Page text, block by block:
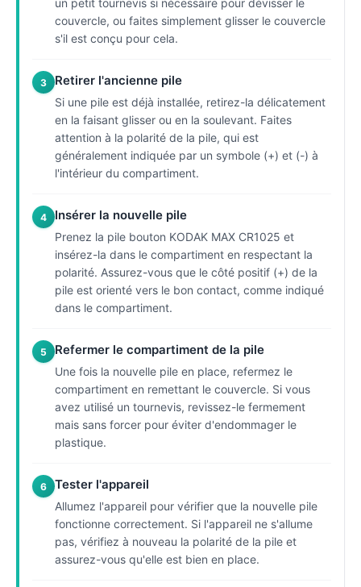
un petit tournevis si nécessaire pour dévisser le
couvercle, ou faites simplement glisser le couvercle
s'il est conçu pour cela.
3 Retirer l'ancienne pile
Si une pile est déjà installée, retirez-la délicatement
en la faisant glisser ou en la soulevant. Faites
attention à la polarité de la pile, qui est
généralement indiquée par un symbole (+) et (-) à
l'intérieur du compartiment.
4 Insérer la nouvelle pile
Prenez la pile bouton KODAK MAX CR1025 et
insérez-la dans le compartiment en respectant la
polarité. Assurez-vous que le côté positif (+) de la
pile est orienté vers le bon contact, comme indiqué
dans le compartiment.
5 Refermer le compartiment de la pile
Une fois la nouvelle pile en place, refermez le
compartiment en remettant le couvercle. Si vous
avez utilisé un tournevis, revissez-le fermement
mais sans forcer pour éviter d'endommager le
plastique.
6 Tester l'appareil
Allumez l'appareil pour vérifier que la nouvelle pile
fonctionne correctement. Si l'appareil ne s'allume
pas, vérifiez à nouveau la polarité de la pile et
assurez-vous qu'elle est bien en place.